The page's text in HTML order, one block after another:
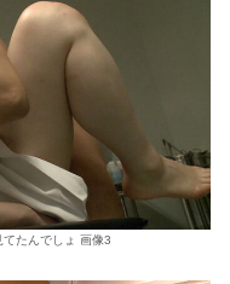
たんでしょ 画像3